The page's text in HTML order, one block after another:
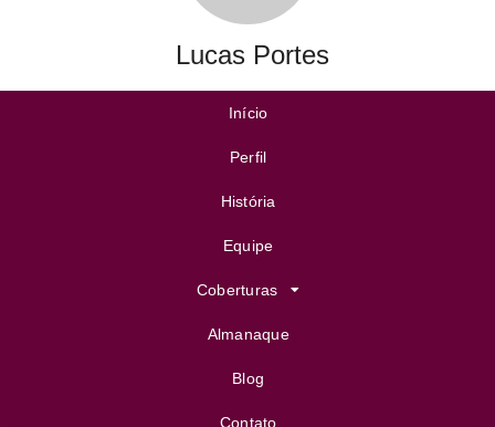
Lucas Portes
Início
Perfil
História
Equipe
Coberturas
Almanaque
Blog
Contato